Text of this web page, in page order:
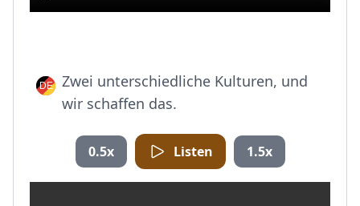
Zwei unterschiedliche Kulturen, und
wir schaffen das.
0.5x Listen 1.5x